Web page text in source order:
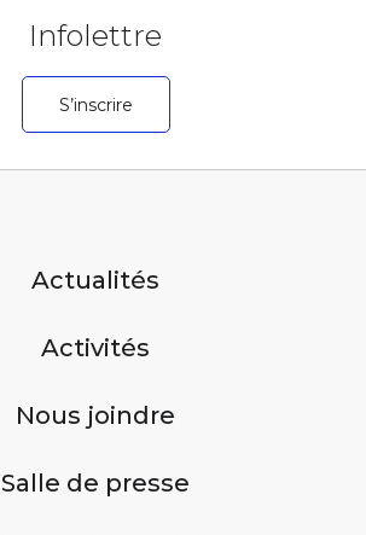
Infolettre
S’inscrire
Actualités
Activités
Nous joindre
Salle de presse